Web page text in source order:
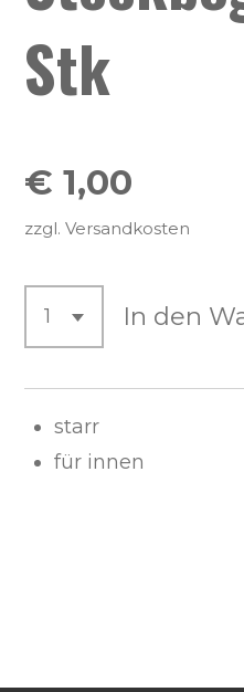
Stk
€ 1,00
zzgl. Versandkosten
In den
starr
für innen